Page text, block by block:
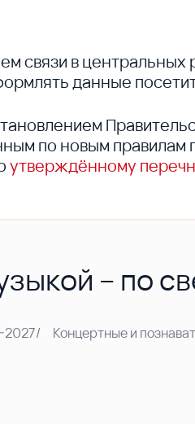
связи в
данные
по новым правилам
утверждённому
– по
2027/ Концертные и